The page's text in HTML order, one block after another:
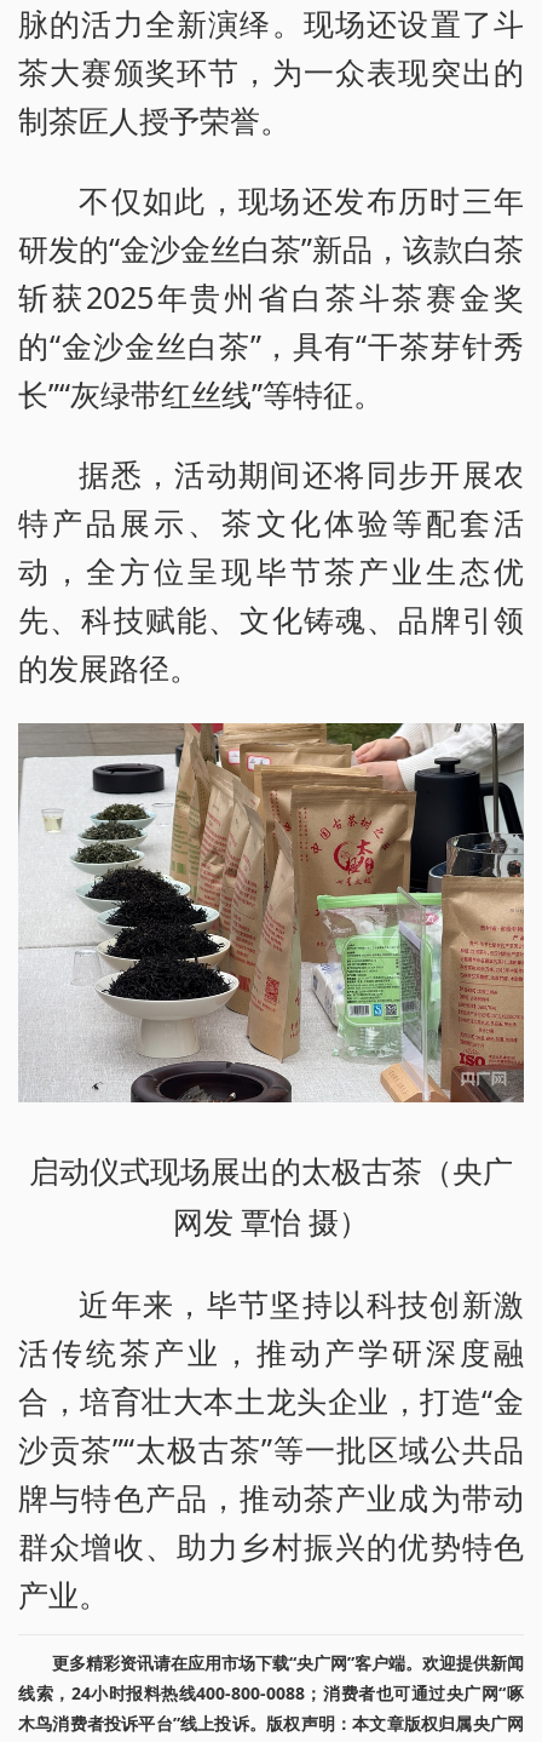
脉的活力全新演绎。现场还设置了斗
茶大赛颁奖环节，为一众表现突出的
制茶匠人授予荣誉。
不仅如此，现场还发布历时三年
研发的“金沙金丝白茶”新品，该款白茶
斩获2025年贵州省白茶斗茶赛金奖
的“金沙金丝白茶”，具有“干茶芽针秀
长”“灰绿带红丝线”等特征。
据悉，活动期间还将同步开展农
特产品展示、茶文化体验等配套活
动，全方位呈现毕节茶产业生态优
先、科技赋能、文化铸魂、品牌引领
的发展路径。
启动仪式现场展出的太极古茶（央广
网发 覃怡 摄）
近年来，毕节坚持以科技创新激
活传统茶产业，推动产学研深度融
合，培育壮大本土龙头企业，打造“金
沙贡茶”“太极古茶”等一批区域公共品
牌与特色产品，推动茶产业成为带动
群众增收、助力乡村振兴的优势特色
产业。
更多精彩资讯请在应用市场下载“央广网”客户端。欢迎提供新闻
线索，24小时报料热线400-800-0088；消费者也可通过央广网“啄
木鸟消费者投诉平台”线上投诉。版权声明：本文章版权归属央广网